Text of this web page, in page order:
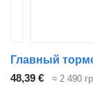
48,39 € ≈ 2 490